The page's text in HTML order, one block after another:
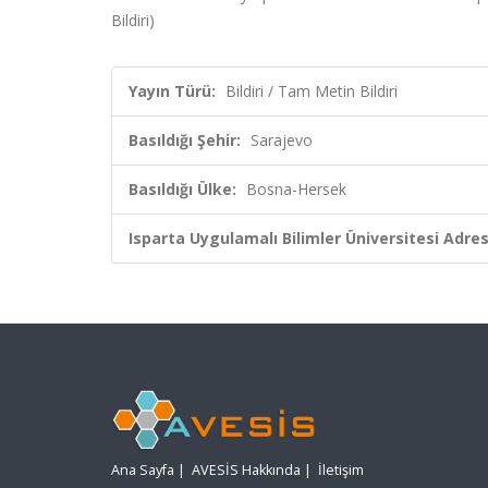
Bildiri)
Yayın Türü: Bildiri / Tam Metin Bildiri
Basıldığı Şehir: Sarajevo
Basıldığı Ülke: Bosna-Hersek
Isparta Uygulamalı Bilimler Üniversitesi
Ana Sayfa | AVESİS Hakkında | İletişim